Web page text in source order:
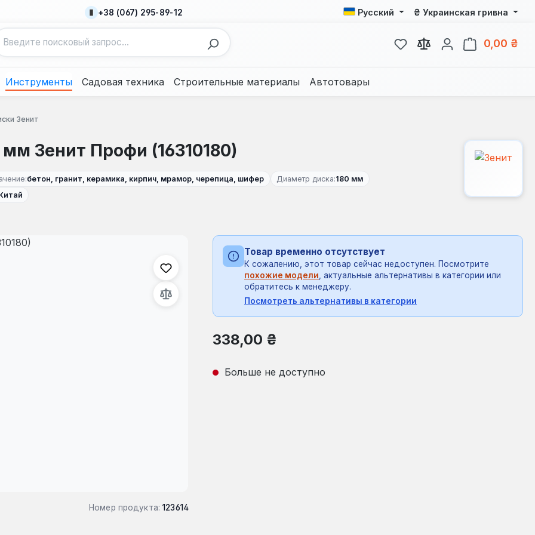
+38 (067) 295-89-12 Русский ₴ Украинская гривна
У вас есть товары из
0,00 ₴
Инструменты Садовая техника Строительные материалы Автотовары
Зенит
Зенит Профи (16310180)
бетон, гранит, керамика, кирпич, мрамор, черепица, шифер Диаметр диска:180 мм
Номер продукта: 123614
Товар временно отсутствует
К сожалению, этот товар сейчас недоступен. Посмотрите
похожие модели , актуальные альтернативы в категории или
обратитесь к менеджеру.
Посмотреть альтернативы в категории
Обычная цена:
338,00 ₴
Больше не доступно